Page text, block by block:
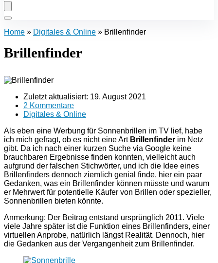
Home » Digitales & Online » Brillenfinder
Brillenfinder
Zuletzt aktualisiert: 19. August 2021
2 Kommentare
Digitales & Online
Als eben eine Werbung für Sonnenbrillen im TV lief, habe
ich mich gefragt, ob es nicht eine Art Brillenfinder im Netz
gibt. Da ich nach einer kurzen Suche via Google keine
brauchbaren Ergebnisse finden konnten, vielleicht auch
aufgrund der falschen Stichwörter, und ich die Idee eines
Brillenfinders dennoch ziemlich genial finde, hier ein paar
Gedanken, was ein Brillenfinder können müsste und warum
er Mehrwert für potentielle Käufer von Brillen oder spezieller,
Sonnenbrillen bieten könnte.
Anmerkung: Der Beitrag entstand ursprünglich 2011. Viele
viele Jahre später ist die Funktion eines Brillenfinders, einer
virtuellen Anprobe, natürlich längst Realität. Dennoch, hier
die Gedanken aus der Vergangenheit zum Brillenfinder.